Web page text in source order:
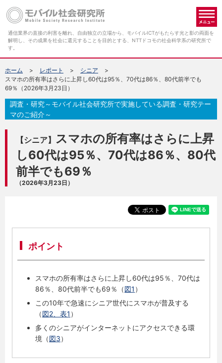
通信業界の直接の利害を離れ、自由独立の立場から、モバイルICTがもたらす光と影の両面を
解明し、その成果を社会に還元することを目的とする、NTTドコモの社会科学系の研究所で
す。
ホーム レポート
シニア
スマホの所有率はさらに上昇し60代は95％、70代は86％、80代前半でも
69％（2026年3月23日）
【シニア】 スマホの所有率はさらに上昇
し60代は95％、70代は86％、80代
前半でも69％
（2026年3月23日）
調査・研究～モバイル社会研究所で実施している調査・研究テー
マのご紹介～
ポイント
スマホの所有率はさらに上昇し60代は95％、70代は
86％、80代前半でも69％（図1 ）
この10年で急速にシニア世代にスマホが普及する
（図2、表1 ）
多くのシニアがインターネットにアクセスできる環
境（図3）